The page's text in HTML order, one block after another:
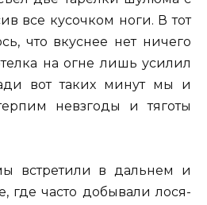
все кусочком ноги. В тот
что вкуснее нет ничего
на огне лишь усилил
вот таких минут мы и
невзгоды и тяготы
встретили в дальнем и
где часто добывали лося-